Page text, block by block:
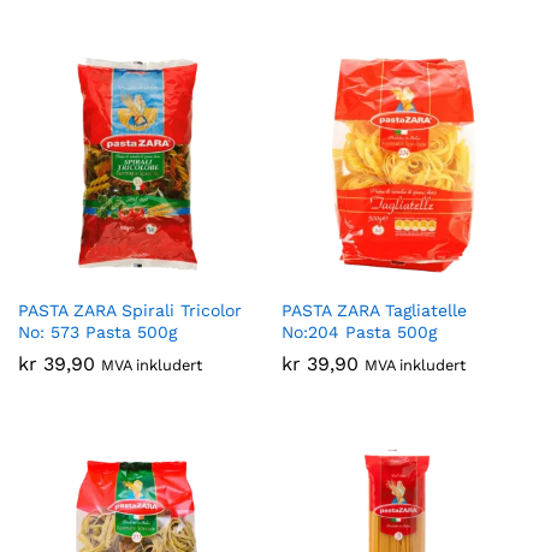
PASTA ZARA Spirali Tricolor
No: 573 Pasta 500g
kr 39,90 MVA inkludert
PASTA ZARA Tagliatelle
No:204 Pasta 500g
kr 39,90 MVA inkludert